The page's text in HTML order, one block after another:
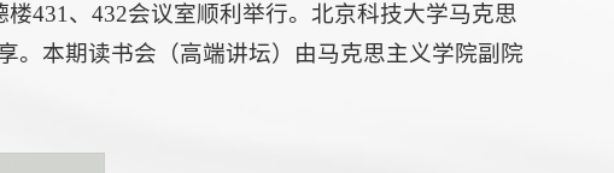
431、432会议室顺利举行。北京科技大学马克思
。本期读书会（高端讲坛）由马克思主义学院副院